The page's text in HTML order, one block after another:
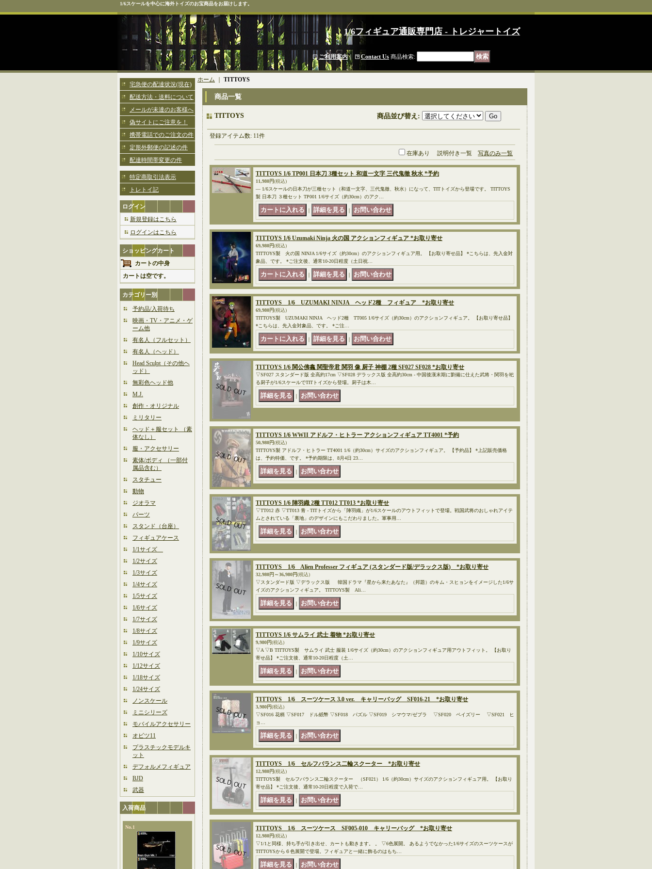
1/6スケールを中心に海外トイズのお宝商品をお届けします。
1/6フィギュア通販専門店 - トレジャートイズ
ご利用案内｜ Contact Us 商品検索:
宅急便の配達状況(現在)
配送方法・送料について
メールが未達のお客様へ
偽サイトにご注意を！
携帯電話でのご注文の件
定形外郵便の記述の件
配達時間帯変更の件
特定商取引法表示
トレトイ記
ログイン
新規登録はこちら
ログインはこちら
ショッピングカート
カートの中身
カートは空です。
カテゴリー別
予約品/入荷待ち
映画・TV・アニメ・ゲ
ーム他
有名人（フルセット）
有名人（ヘッド）
Head Sculpt（その他ヘ
ッド）
無彩色ヘッド他
M.J.
創作・オリジナル
ミリタリー
ヘッド＋服セット （素
体なし）
服・アクセサリー
素体/ボディ （一部付
属品含む）
スタチュー
動物
ジオラマ
パーツ
スタンド（台座）
フィギュアケース
1/1サイズ
1/2サイズ
1/3サイズ
1/4サイズ
1/5サイズ
1/6サイズ
1/7サイズ
1/8サイズ
1/9サイズ
1/10サイズ
1/12サイズ
1/18サイズ
1/24サイズ
ノンスケール
ミニシリーズ
モバイルアクセサリー
オビツ11
プラスチックモデルキ
ット
デフォルメフィギュア
BJD
武器
入荷商品
No.1
ホーム TITTOYS
商品一覧
TITTOYS 商品並び替え :
登録アイテム数: 11件
在庫あり 説明付き一覧 写真のみ一覧
TITTOYS 1/6 TP001 日本刀 3種セット 和道一文字 三代鬼徹 秋水 *予約
11,980円(税込)
― 1/6スケールの日本刀が三種セット（和道一文字、三代鬼徹、秋水）になって、TITトイズから登場です。 TITTOYS
製 日本刀 ３種セット TP001 1/6サイズ（約30cm）のアク…
｜ ｜
TITTOYS 1/6 Uzumaki Ninja 火の国 アクションフィギュア *お取り寄せ
69,980円(税込)
TITTOYS製 火の国 NINJA 1/6サイズ（約30cm）のアクションフィギュア用。 【お取り寄せ品】 *こちらは、先入金対
象品、です。 *ご注文後、通常10-20日程度（土日祝…
｜ ｜
TITTOYS 1/6 UZUMAKI NINJA ヘッド2種 フィギュア *お取り寄せ
69,980円(税込)
TITTOYS製 UZUMAKI NINJA ヘッド2種 TT005 1/6サイズ（約30cm）のアクションフィギュア。 【お取り寄せ品】
*こちらは、先入金対象品、です。 *ご注…
｜ ｜
TITTOYS 1/6 関公佛龕 関聖帝君 関羽 像 厨子 神棚 2種 SF027 SF028 *お取り寄せ
▽SF027 スタンダード版 全高約17cm ▽SF028 デラックス版 全高約30cm - 中国後漢末期に劉備に仕えた武将・関羽を祀
る厨子が1/6スケールでTITトイズから登場。厨子は木…
｜
TITTOYS 1/6 WWII アドルフ・ヒトラー アクションフィギュア TT4001 *予約
50,980円(税込)
TITTOYS製 アドルフ・ヒトラー TT4001 1/6（約30cm）サイズのアクションフィギュア。 【予約品】 *上記販売価格
は、予約特価、です。 *予約期限は、8月4日 23…
｜
TITTOYS 1/6 陣羽織 2種 TT012 TT013 *お取り寄せ
▽TT012 赤 ▽TT013 青 - TITトイズから「陣羽織」が1/6スケールのアウトフィットで登場。戦国武将のおしゃれアイテ
ムとされている「裏地」のデザインにもこだわりました。軍事用…
｜
TITTOYS 1/6 Alien Professer フィギュア (スタンダード版/デラックス版) *お取り寄せ
32,980円～36,980円(税込)
▽スタンダード版 ▽デラックス版 韓国ドラマ『星から来たあなた』（邦題）のキム・スヒョンをイメージした1/6サ
イズのアクションフィギュア。 TITTOYS製 Ali…
｜
TITTOYS 1/6 サムライ 武士 着物 *お取り寄せ
9,980円(税込)
▽A ▽B TITTOYS製 サムライ 武士 服装 1/6サイズ（約30cm）のアクションフィギュア用アウトフィット。 【お取り
寄せ品】 *ご注文後、通常10-20日程度（土…
｜
TITTOYS 1/6 スーツケース 3.0 ver. キャリーバッグ SF016-21 *お取り寄せ
3,980円(税込)
▽SF016 花柄 ▽SF017 ドル紙幣 ▽SF018 パズル ▽SF019 シマウマ/ゼブラ ▽SF020 ペイズリー ▽SF021 ヒ
ョ…
｜
TITTOYS 1/6 セルフバランス二輪スクーター *お取り寄せ
12,980円(税込)
TITTOYS製 セルフバランス二輪スクーター （SF021） 1/6（約30cm）サイズのアクションフィギュア用。 【お取り
寄せ品】 *ご注文後、通常10-20日程度で入荷で…
｜
TITTOYS 1/6 スーツケース SF005-010 キャリーバッグ *お取り寄せ
12,980円(税込)
▽1/1と同様、持ち手が引き出せ、カートも動きます。 。 ▽6色展開。 あるようでなかった1/6サイズのスーツケースが
TITTOYSから６色展開で登場。フィギュアと一緒に飾るのはもち…
｜